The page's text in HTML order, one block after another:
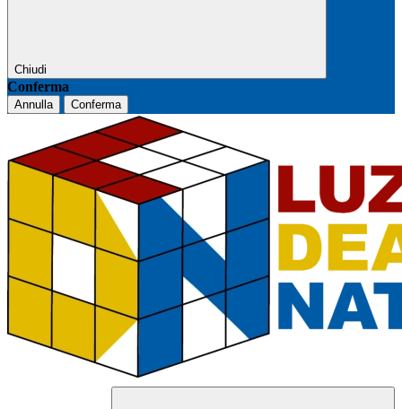
Chiudi
Conferma
Annulla Conferma